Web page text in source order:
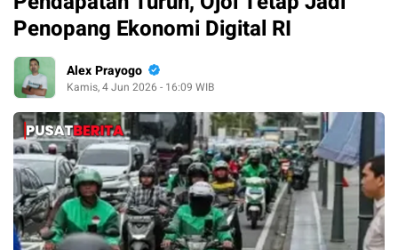
Penopang Ekonomi Digital RI
Alex Prayogo
Kamis, 4 Jun 2026 - 16:09 WIB